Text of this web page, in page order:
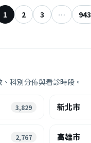
1 2 3 … 943
科別分佈與看診時段。
3,829 新北市
2,767 高雄市